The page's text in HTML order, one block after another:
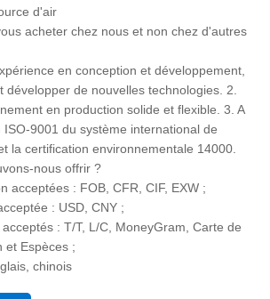
d'air
acheter chez nous et non chez d'autres
en conception et développement,
développer de nouvelles technologies. 2.
en production solide et flexible. 3. A
9001 du système international de
la certification environnementale 14000.
nous offrir ?
acceptées : FOB, CFR, CIF, EXW ;
: USD, CNY ;
: T/T, L/C, MoneyGram, Carte de
et Espèces ;
chinois